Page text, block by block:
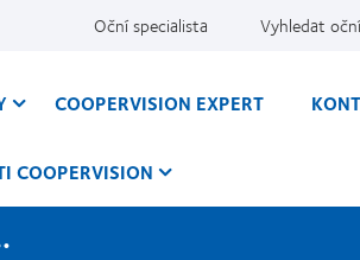
Oční specialista Vyhledat
COOPERVISION EXPERT
COOPERVISION